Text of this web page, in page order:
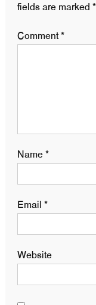
fields are marked *
Comment*
Name*
Email *
Website